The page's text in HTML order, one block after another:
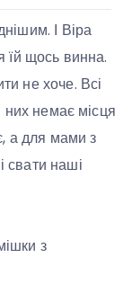
І Віра
їй щось винна.
не хоче. Всі
них немає місця
а для мами з
свати наші
з